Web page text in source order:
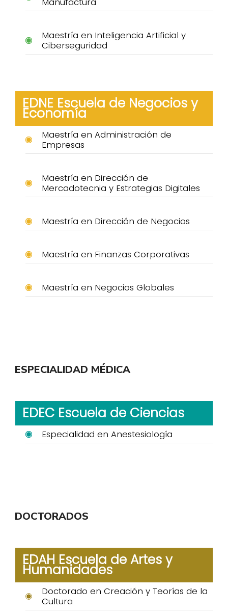
Maestría en Inteligencia Artificial y
Ciberseguridad
EDNE Escuela de Negocios y
Economía
Maestría en Administración de
Empresas
Maestría en Dirección de
Mercadotecnia y Estrategias Digitales
Maestría en Dirección de Negocios
Maestría en Finanzas Corporativas
Maestría en Negocios Globales
ESPECIALIDAD MÉDICA
EDEC Escuela de Ciencias
Especialidad en Anestesiología
DOCTORADOS
EDAH Escuela de Artes y
Humanidades
Doctorado en Creación y Teorías de la
Cultura